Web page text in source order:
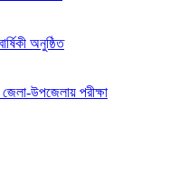
অনুষ্ঠিত
উপজেলায় পরীক্ষা